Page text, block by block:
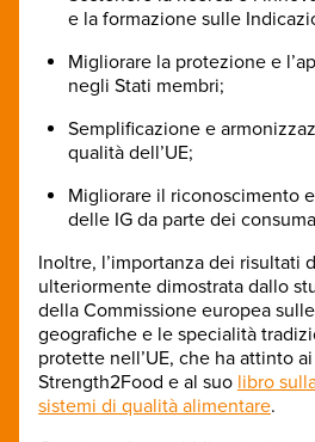
e la formazione sulle
Migliorare la protezione e
negli Stati membri;
Semplificazione e
qualità dell’UE;
Migliorare il riconoscimento
delle IG da parte dei
Inoltre, l’importanza dei risultati
ulteriormente dimostrata dallo
della Commissione europea
geografiche e le specialità
protette nell’UE, che ha attinto
Strength2Food e al suo libro
sistemi di qualità alimentare.